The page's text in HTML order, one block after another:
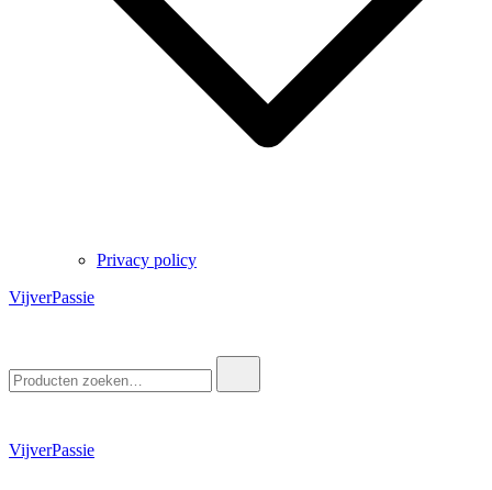
Privacy policy
VijverPassie
naar:
VijverPassie